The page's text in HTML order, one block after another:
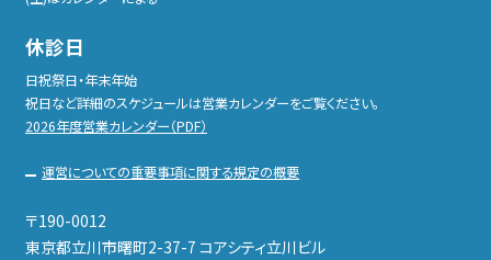
休診日
日祝祭日・年末年始
祝日など詳細のスケジュールは営業カレンダーをご覧ください。
2026年度営業カレンダー（PDF）
運営についての重要事項に関する規定の概要
〒190-0012
東京都立川市曙町2-37-7 コアシティ立川ビル